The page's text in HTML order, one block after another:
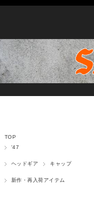
TOP
'47
ヘッドギア キャップ
新作・再入荷アイテム